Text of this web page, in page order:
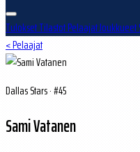
TuloksetTilastotPelaajatJoukkueet
< Pelaajat
Dallas Stars · #45
Sami Vatanen